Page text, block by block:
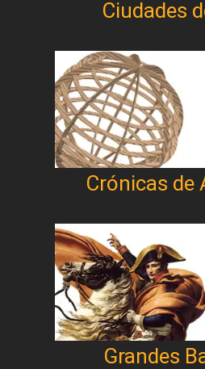
Ciudades
Crónicas de
Grandes